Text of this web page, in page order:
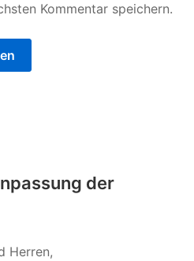
Kommentar speichern.
der
Herren,